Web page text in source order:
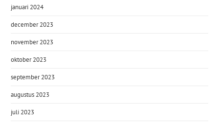
januari 2024
december 2023
november 2023
oktober 2023
september 2023
augustus 2023
juli 2023